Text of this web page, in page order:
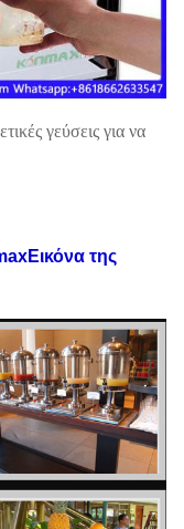
γεύσεις για να
Εικόνα της